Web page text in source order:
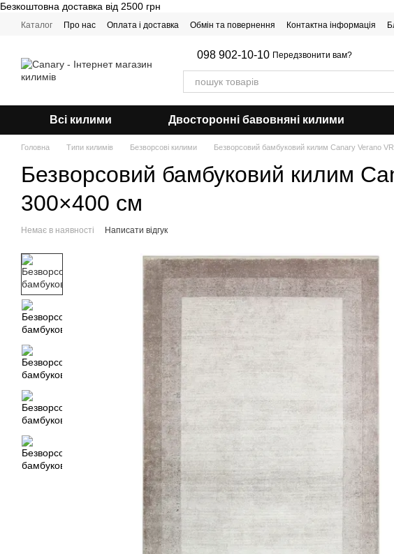
Перейти до основного контенту
Безкоштовна доставка від 2500 грн
Каталог Про нас Оплата і доставка Обмін та повернення Контактна інформація
098 902-10-10 Передзвонити вам?
Всі килими Двосторонні бавовняні килими
Головна Типи килимів Безворсові килими Безворсовий бамбуковий килим Canary Verano
Безворсовий бамбуковий килим
300×400 см
Немає в наявності Написати відгук